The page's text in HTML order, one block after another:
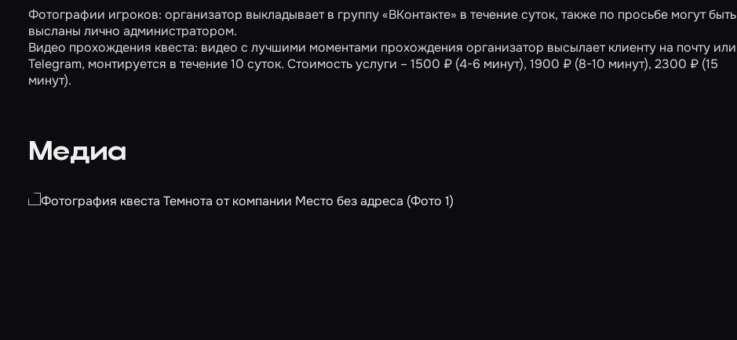
Фотографии игроков: организатор выкладывает в группу «ВКонтакте» в течение суток, также по просьбе могут быть
высланы лично администратором.
Видео прохождения квеста: видео с лучшими моментами прохождения организатор высылает клиенту на почту
Telegram, монтируется в течение 10 суток. Стоимость услуги – 1500 ₽ (4-6 минут), 1900 ₽ (8-10 минут), 2300 ₽ (15
минут).
Медиа